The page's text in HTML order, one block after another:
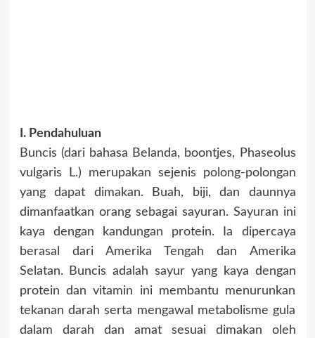
I. Pendahuluan
Buncis (dari bahasa Belanda, boontjes, Phaseolus
vulgaris L.) merupakan sejenis polong-polongan
yang dapat dimakan. Buah, biji, dan daunnya
dimanfaatkan orang sebagai sayuran. Sayuran ini
kaya dengan kandungan protein. Ia dipercaya
berasal dari Amerika Tengah dan Amerika
Selatan. Buncis adalah sayur yang kaya dengan
protein dan vitamin ini membantu menurunkan
tekanan darah serta mengawal metabolisme gula
dalam darah dan amat sesuai dimakan oleh